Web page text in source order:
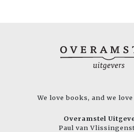
We love books, and we
Overamstel
Paul van